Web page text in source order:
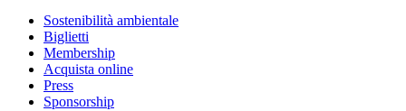
Sostenibilità ambientale
Biglietti
Membership
Acquista online
Press
Sponsorship